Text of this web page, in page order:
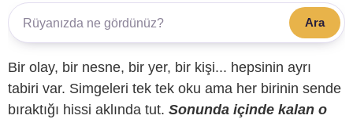
Ara
Bir olay, bir nesne, bir yer, bir kişi... hepsinin ayrı
tabiri var. Simgeleri tek tek oku ama her birinin sende
bıraktığı hissi aklında tut. Sonunda içinde kalan o